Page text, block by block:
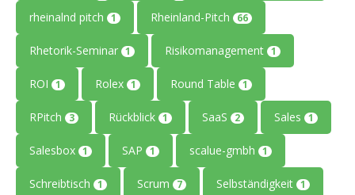
rheinalnd pitch 1 Rheinland-Pitch 66
Rhetorik-Seminar 1 Risikomanagement 1
ROI 1 Rolex 1 Round Table 1
RPitch 3 Rückblick 1 SaaS 2 Sales 1
Salesbox 1 SAP 1 scalue-gmbh 1
Schreibtisch 1 Scrum 7 Selbständigkeit 1